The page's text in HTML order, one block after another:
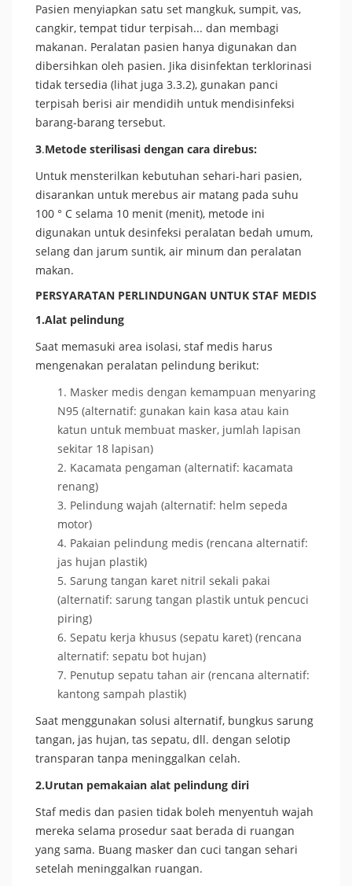
Pasien menyiapkan satu set mangkuk, sumpit, vas,
cangkir, tempat tidur terpisah... dan membagi
makanan. Peralatan pasien hanya digunakan dan
dibersihkan oleh pasien. Jika disinfektan terklorinasi
tidak tersedia (lihat juga 3.3.2), gunakan panci
terpisah berisi air mendidih untuk mendisinfeksi
barang-barang tersebut.
3.Metode sterilisasi dengan cara direbus:
Untuk mensterilkan kebutuhan sehari-hari pasien,
disarankan untuk merebus air matang pada suhu
100 ° C selama 10 menit (menit), metode ini
digunakan untuk desinfeksi peralatan bedah umum,
selang dan jarum suntik, air minum dan peralatan
makan.
PERSYARATAN PERLINDUNGAN UNTUK STAF MEDIS
1.Alat pelindung
Saat memasuki area isolasi, staf medis harus
mengenakan peralatan pelindung berikut:
Masker medis dengan kemampuan menyaring
N95 (alternatif: gunakan kain kasa atau kain
katun untuk membuat masker, jumlah lapisan
sekitar 18 lapisan)
Kacamata pengaman (alternatif: kacamata
renang)
Pelindung wajah (alternatif: helm sepeda
motor)
Pakaian pelindung medis (rencana alternatif:
jas hujan plastik)
Sarung tangan karet nitril sekali pakai
(alternatif: sarung tangan plastik untuk pencuci
piring)
Sepatu kerja khusus (sepatu karet) (rencana
alternatif: sepatu bot hujan)
Penutup sepatu tahan air (rencana alternatif:
kantong sampah plastik)
Saat menggunakan solusi alternatif, bungkus sarung
tangan, jas hujan, tas sepatu, dll. dengan selotip
transparan tanpa meninggalkan celah.
2.Urutan pemakaian alat pelindung diri
Staf medis dan pasien tidak boleh menyentuh wajah
mereka selama prosedur saat berada di ruangan
yang sama. Buang masker dan cuci tangan sehari
setelah meninggalkan ruangan.